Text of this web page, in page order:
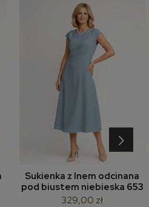
Sukienka z lnem odcinana
pod biustem niebieska 653
329,00 zł
›